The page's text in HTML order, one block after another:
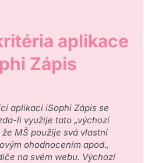
aplikace
Zápis
aplikaci iSophi Zápis se
li využije tato „výchozí
MŠ použije svá vlastní
ohodnocením apod.,
na svém webu. Výchozí